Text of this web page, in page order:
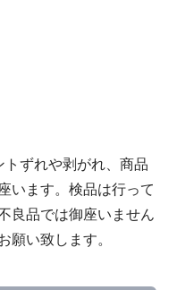
ずれや剥がれ、商品
います。検品は行って
良品では御座いません
願い致します。